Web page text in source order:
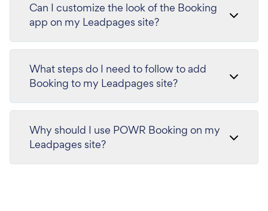
Can I customize the look of the Booking
app on my Leadpages site?
What steps do I need to follow to add
Booking to my Leadpages site?
Why should I use POWR Booking on my
Leadpages site?